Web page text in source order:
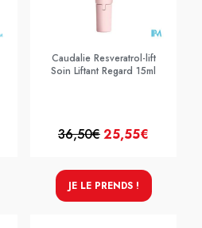
Caudalie Resveratrol-lift
Soin Liftant Regard 15ml
36,50€25,55€
JE LE PRENDS !